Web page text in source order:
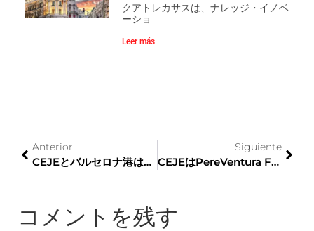
クアトレカサスは、ナレッジ・イノベ
ーショ
Leer más
Anterior
CEJEとバルセロナ港は、日欧経済協力協定（EPA）の影響に関するオンラインセッションを開催しています。
Siguiente
CEJEはPereVentura FamilyWineを企業パートナーとして歓迎します
コメントを残す